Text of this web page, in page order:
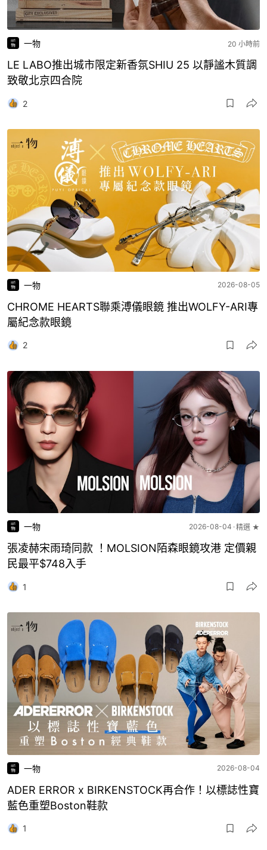
一物 20 小時前
LE LABO推出城市限定新香氛SHIU 25 以靜謐木質調
致敬北京四合院
2
一物 2026-08-05
CHROME HEARTS聯乘溥儀眼鏡 推出WOLFY-ARI專
屬紀念款眼鏡
2
一物 2026-08-04 精選 ★
張凌赫宋雨琦同款 ！MOLSION陌森眼鏡攻港 定價親
民最平$748入手
1
一物 2026-08-04
ADER ERROR x BIRKENSTOCK再合作！以標誌性寶
藍色重塑Boston鞋款
1